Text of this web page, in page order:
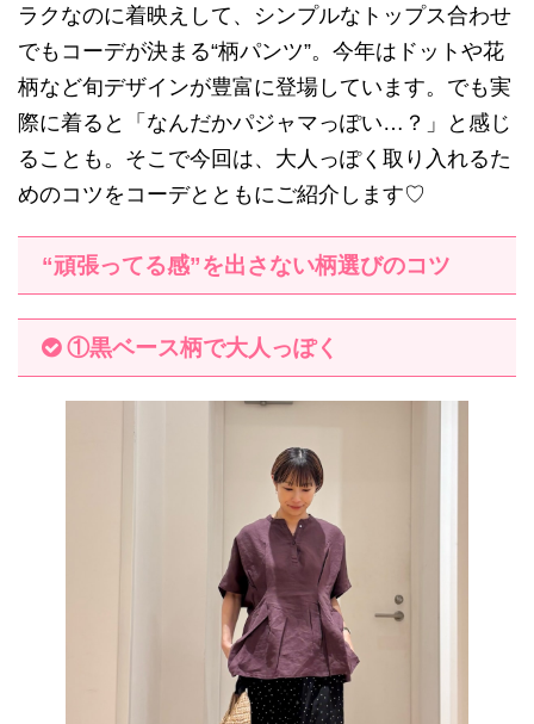
ラクなのに着映えして、シンプルなトップス合わせ
でもコーデが決まる“柄パンツ”。今年はドットや花
柄など旬デザインが豊富に登場しています。でも実
際に着ると「なんだかパジャマっぽい…？」と感じ
ることも。そこで今回は、大人っぽく取り入れるた
めのコツをコーデとともにご紹介します♡
“頑張ってる感”を出さない柄選びのコツ
①黒ベース柄で大人っぽく